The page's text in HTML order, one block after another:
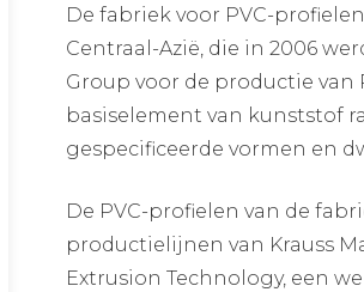
De fabriek voor PVC-
Centraal-Azië, die in 2006
Group voor de productie van
basiselement van kunststof
gespecificeerde vormen en
De PVC-profielen van de
productielijnen van Krauss
Extrusion Technology, een